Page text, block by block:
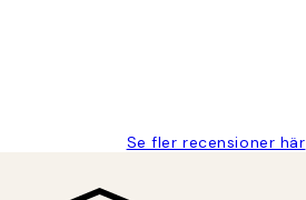
Se fler recensioner här